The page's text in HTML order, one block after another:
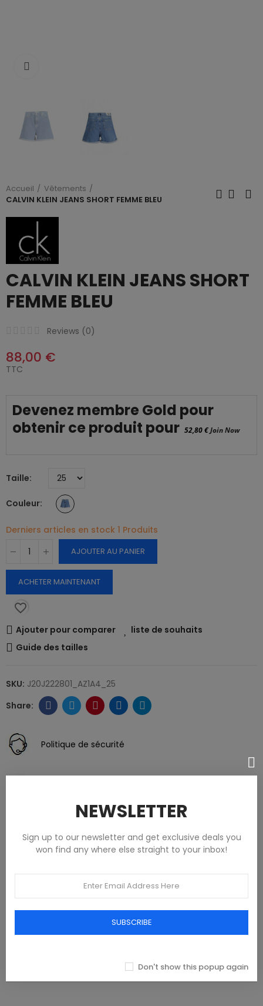
Accueil
Vêtements
CALVIN KLEIN JEANS SHORT FEMME BLEU
CALVIN KLEIN JEANS SHORT
FEMME BLEU
Reviews (0)
88,00 €
TTC
Devenez membre Gold pour
obtenir ce produit pour 52,80 €Join Now
Taille
Couleur
Derniers articles en stock 1 Produits
AJOUTER AU PANIER
ACHETER MAINTENANT
favorite_border
Ajouter pour comparer
liste de souhaits
Guide des tailles
SKU: J20J222801_AZ1A4_25
Politique de sécurité
DÉTAILS DU PRODUIT
NEWSLETTER
Sign up to our newsletter and get exclusive deals you
won find any where else straight to your inbox!
SUBSCRIBE
Don't show this popup again